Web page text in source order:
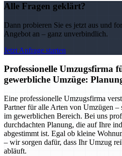
Alle Fragen geklärt?
Dann probieren Sie es jetzt aus und
Angebot an – ganz unverbindlich.
Jetzt Anfrage starten
Professionelle Umzugsfirma
gewerbliche Umzüge:
Eine professionelle Umzugsfirma
Partner für alle Arten von Umzügen –
im gewerblichen Bereich. Bei uns
durchdachten Planung, die auf Ihre
abgestimmt ist. Egal ob kleine
– wir sorgen dafür, dass Ihr Umzug
abläuft.